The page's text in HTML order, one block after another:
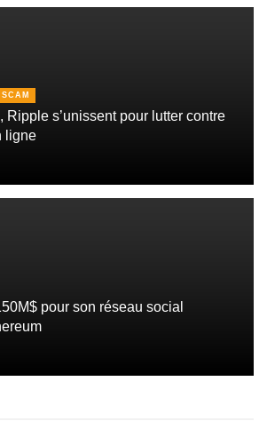
Ripple s’unissent pour lutter contre
ligne
pour son réseau social